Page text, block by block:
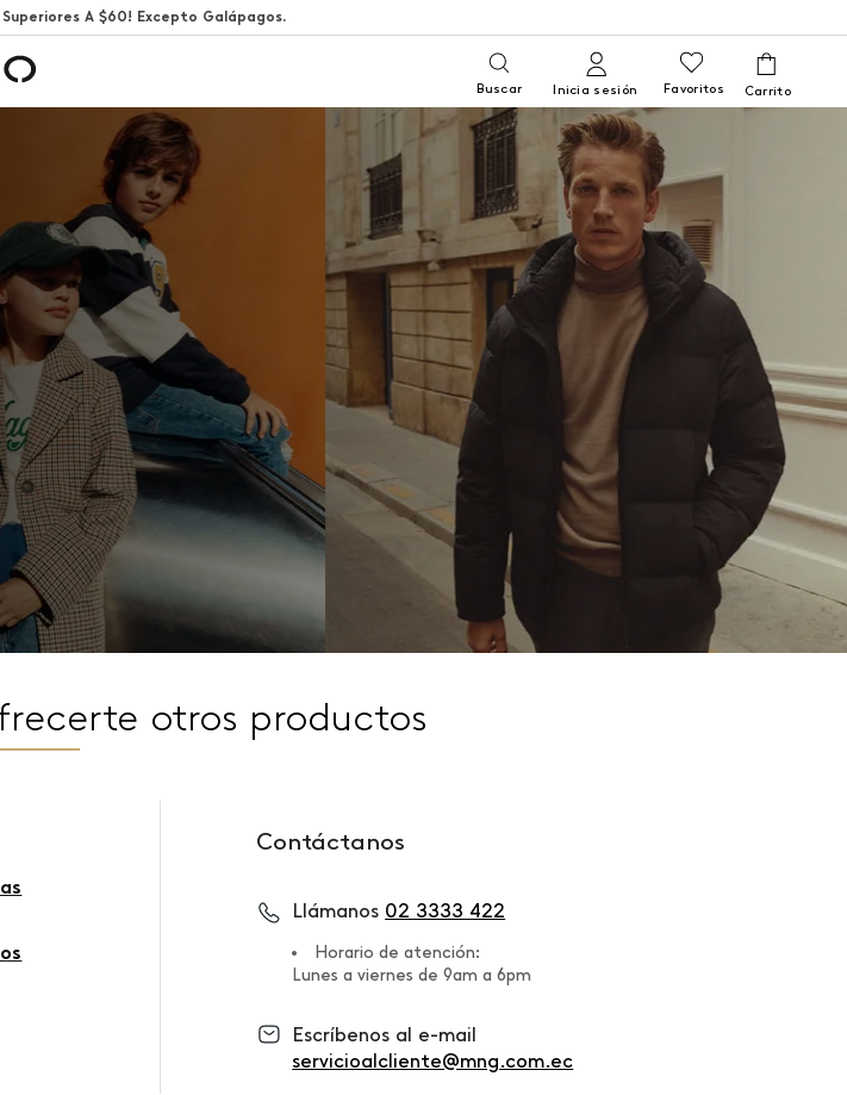
Superiores A $60! Excepto Galápagos.
Buscar Inicia sesión Favoritos
otros productos
Contáctanos
Llámanos 02 3333 422
Horario de atención:
Lunes a viernes de 9am a 6pm
Escríbenos al e-mail
servicioalcliente@mng.com.ec